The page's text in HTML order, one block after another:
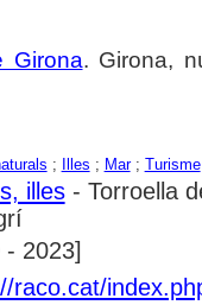
Girona. Girona,
; Illes ; Mar; Turisme
illes- Torroella
- 2023]
raco.cat/